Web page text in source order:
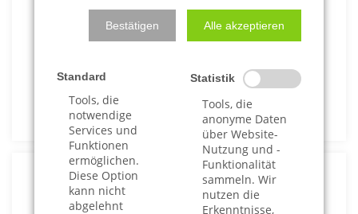
P-Konto Bescheinigung
Sie erhalten während des gesamten Verfahrens
auf Anforderung kostenfrei aktuelle P-Konto-
Bescheinigungen zur Vorlage bei Ihrer Bank.
Bestätigen Alle akzeptieren
Standard
Tools, die
notwendige
Services und
Funktionen
ermöglichen.
Diese Option
kann nicht
abgelehnt
Statistik
Tools, die
anonyme Daten
über Website-
Nutzung und -
Funktionalität
sammeln. Wir
nutzen die
Erkenntnisse,